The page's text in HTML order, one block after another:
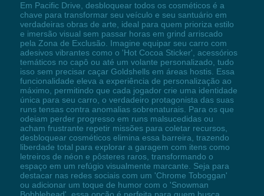
Em Pacific Drive, desbloquear todos os cosméticos é a
chave para transformar seu veículo e seu santuário em
verdadeiras obras de arte, ideal para quem prioriza estilo
e imersão visual sem passar horas em grind arriscado
pela Zona de Exclusão. Imagine equipar seu carro com
adesivos vibrantes como o 'Hot Cocoa Sticker', acessórios
temáticos no capô ou até um volante personalizado, tudo
isso sem precisar caçar Goldshells em áreas hostis. Essa
funcionalidade eleva a experiência de personalização ao
máximo, permitindo que cada jogador crie uma identidade
única para seu carro, o verdadeiro protagonista das suas
runs tensas contra anomalias sobrenaturais. Para os que
odeiam perder progresso em runs malsucedidas ou
acham frustrante repetir missões para coletar recursos,
desbloquear cosméticos elimina essa barreira, trazendo
liberdade total para explorar a garagem com itens como
letreiros de néon e pôsteres raros, transformando o
espaço em um refúgio visualmente marcante. Seja para
destacar nas redes sociais com um 'Chrome Toboggan'
ou adicionar um toque de humor com o 'Snowman